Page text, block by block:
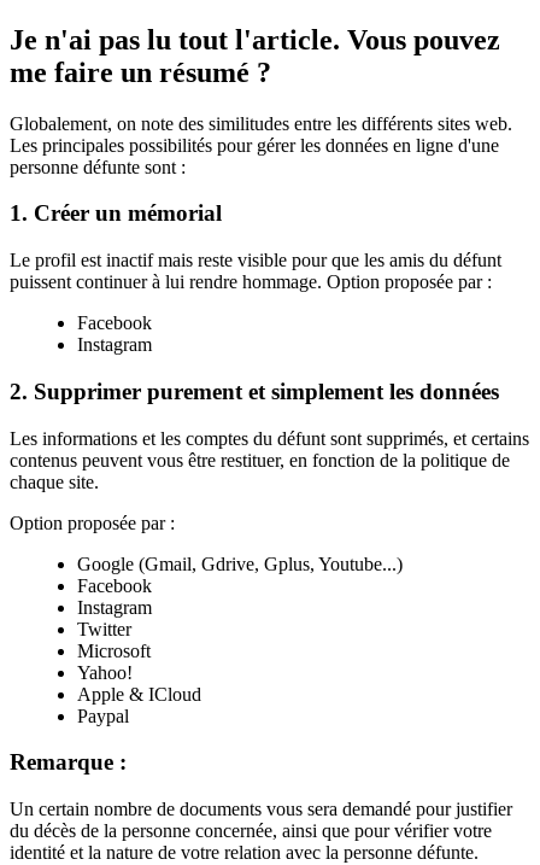
Je n'ai pas lu tout l'article. Vous pouvez
me faire un résumé ?
Globalement, on note des similitudes entre les différents sites web.
Les principales possibilités pour gérer les données en ligne d'une
personne défunte sont :
1. Créer un mémorial
Le profil est inactif mais reste visible pour que les amis du défunt
puissent continuer à lui rendre hommage. Option proposée par :
Facebook
Instagram
2. Supprimer purement et simplement les données
Les informations et les comptes du défunt sont supprimés, et certains
contenus peuvent vous être restituer, en fonction de la politique de
chaque site.
Option proposée par :
Google (Gmail, Gdrive, Gplus, Youtube...)
Facebook
Instagram
Twitter
Microsoft
Yahoo!
Apple & ICloud
Paypal
Remarque :
Un certain nombre de documents vous sera demandé pour justifier
du décès de la personne concernée, ainsi que pour vérifier votre
identité et la nature de votre relation avec la personne défunte.